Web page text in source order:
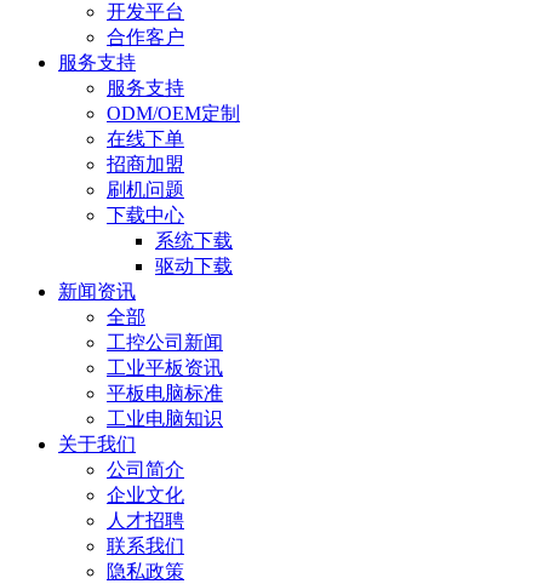
开发平台
合作客户
服务支持
服务支持
ODM/OEM定制
在线下单
招商加盟
刷机问题
下载中心
系统下载
驱动下载
新闻资讯
全部
工控公司新闻
工业平板资讯
平板电脑标准
工业电脑知识
关于我们
公司简介
企业文化
人才招聘
联系我们
隐私政策